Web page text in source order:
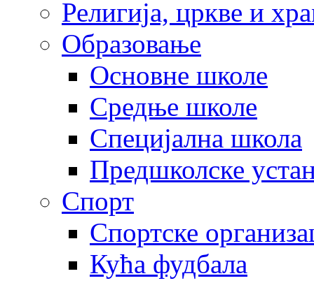
Религија, цркве и
Образовање
Основне школе
Средње школе
Специјална школа
Предшколске
Спорт
Спортске
Кућа фудбала